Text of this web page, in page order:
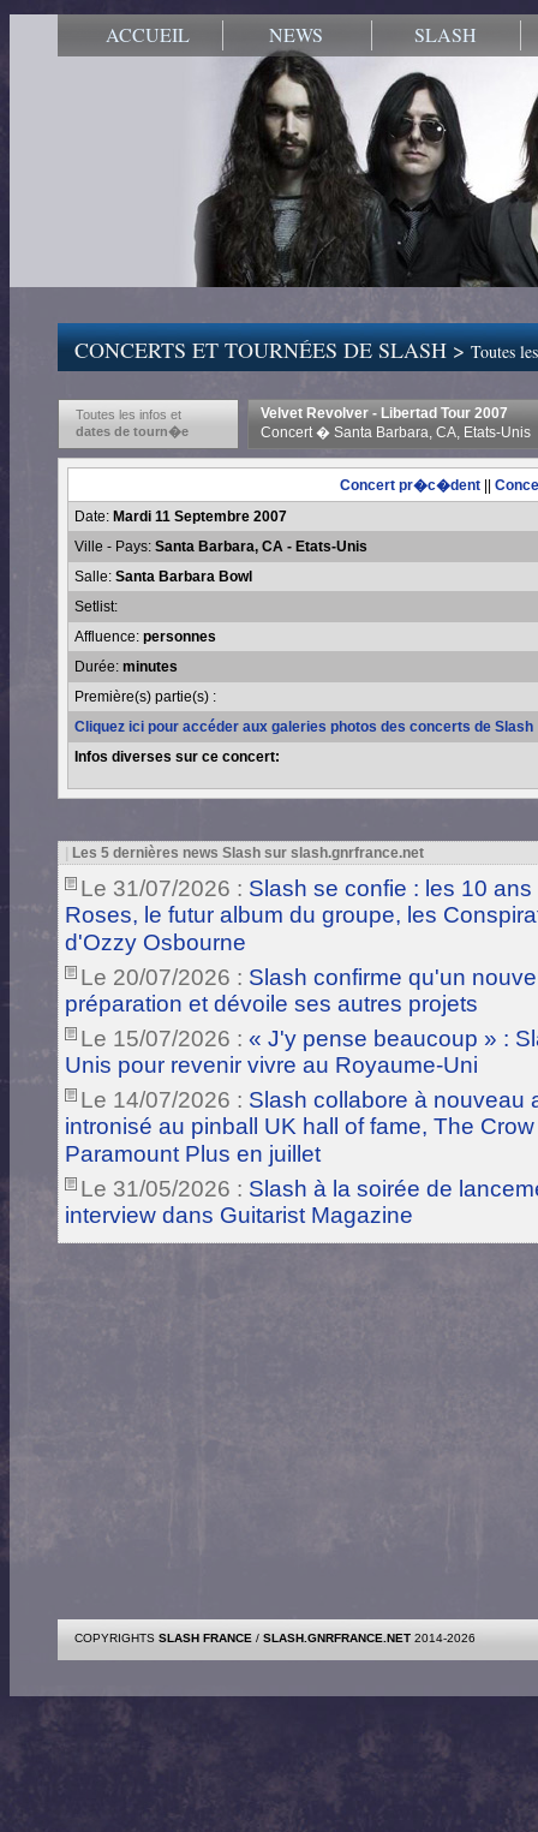
ACCUEIL NEWS SLASH
CONCERTS ET TOURNÉES DE SLASH >Toutes
Toutes les infos et
dates de tourn�e
Velvet Revolver - Libertad Tour 2007
Concert � Santa Barbara, CA, Etats-Unis
Concert pr�c�dent
Date: Mardi 11 Septembre 2007
Ville - Pays: Santa Barbara, CA - Etats-Unis
Salle: Santa Barbara Bowl
Setlist:
Affluence: personnes
Durée: minutes
Première(s) partie(s) :
Cliquez ici pour accéder aux galeries photos des concerts de Slash
Infos diverses sur ce concert:
Les 5 dernières news Slash sur slash.gnrfrance.net
Le 31/07/2026 : Slash se confie : les 10
Roses, le futur album du groupe, les
d'Ozzy Osbourne
Le 20/07/2026 : Slash confirme qu'un
préparation et dévoile ses autres projets
Le 15/07/2026 : « J'y pense beaucoup » :
Unis pour revenir vivre au Royaume-Uni
Le 14/07/2026 : Slash collabore à nouveau
intronisé au pinball UK hall of fame, The
Paramount Plus en juillet
Le 31/05/2026 : Slash à la soirée de
interview dans Guitarist Magazine
COPYRIGHTS SLASH FRANCE / SLASH.GNRFRANCE.NET 2014-2026